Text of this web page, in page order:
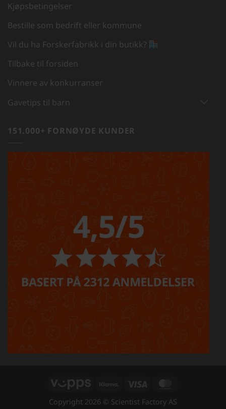
Kjøpsbetingelser
Bestille som bedrift eller kommune
Vil du ha Forskerfabrikk i din butikk?
Tilbake til forsiden
Vinnere av konkurranser
Gavetips til barn
151.000+ FORNØYDE KUNDER
Vipps Klarna Visa
Copyright 2026 © Scientist Factory AS